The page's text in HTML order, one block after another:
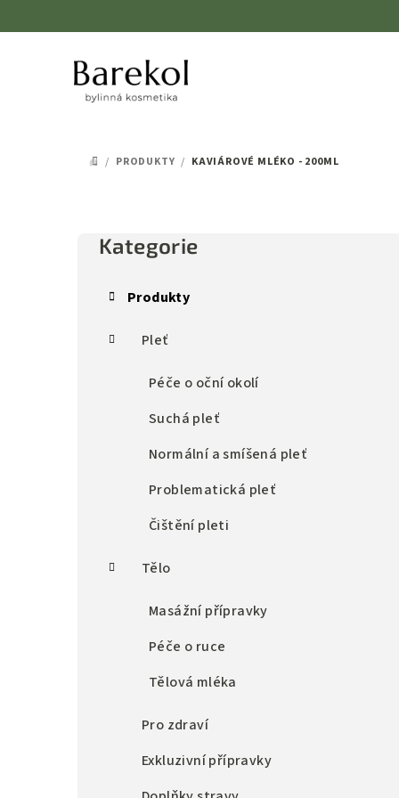
na
DOMŮ
/ PRODUKTY / KAVIÁROVÉ MLÉKO - 200ML
Přeskočit
kategorie
Kategorie
Produkty
Pleť
Péče o oční okolí
Suchá pleť
Normální a smíšená pleť
Problematická pleť
Čištění pleti
Tělo
Masážní přípravky
Péče o ruce
Tělová mléka
Pro zdraví
Exkluzivní přípravky